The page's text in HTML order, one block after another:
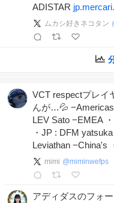
ADISTAR
ムカシ好きネコタン
VCT respectプレ
んが…💦
LEV Sato −EMEA
・JP : DFM
Leviathan −China's
mimi @miminwefps
アディダスのフォ